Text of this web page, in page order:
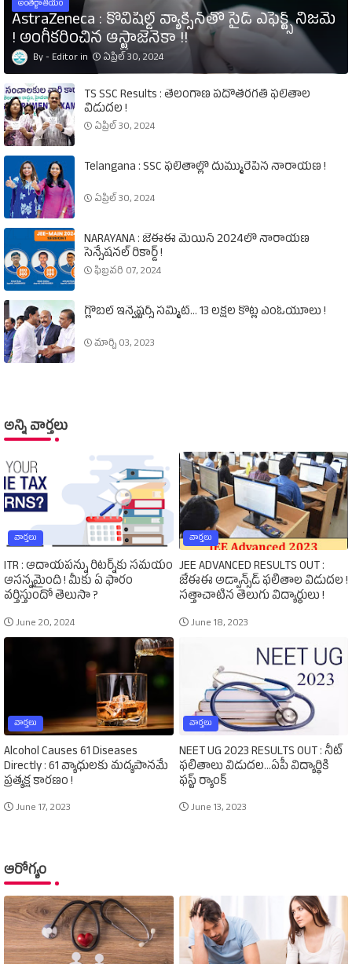
అంతర్జాతీయం
AstraZeneca : కోవిషీల్డ్‌ వ్యాక్సిన్‌తో సైడ్‌ ఎఫెక్ట్స్‌ నిజమే
! అంగీకరించిన ఆస్ట్రాజెనెకా !!
Editor ఏప్రిల్ 30, 2024
TS SSC Results : తెలంగాణ పదోతరగతి ఫలితాల
విడుదల !
ఏప్రిల్ 30, 2024
Telangana : SSC ఫలితాల్లో దుమ్మురేపిన నారాయణ !
ఏప్రిల్ 30, 2024
NARAYANA : జేఈఈ మెయిన్‌ 2024లో నారాయణ
సెన్సేషనల్‌ రికార్డ్‌ !
ఫిబ్రవరి 07, 2024
గ్లోబల్‌ ఇన్వెష్టర్స్‌ సమ్మిట్‌... 13 లక్షల కోట్ల ఎంఓయూలు !
మార్చి 03, 2023
అన్ని వార్తలు
వార్తలు
ITR : ఆదాయపన్ను రిటర్న్‌కు సమయం
ఆసన్నమైంది ! మీకు ఏ ఫారం
వర్తిస్తుందో తెలుసా ?
June 20, 2024
వార్తలు
JEE ADVANCED RESULTS OUT :
జేఈఈ అడ్వాన్స్‌డ్‌ ఫలితాల విడుదల !
సత్తాచాటిన తెలుగు విద్యార్థులు !
June 18, 2023
వార్తలు
Alcohol Causes 61 Diseases
Directly : 61 వ్యాధులకు మద్యపానమే
ప్రత్యక్ష కారణం !
June 17, 2023
వార్తలు
NEET UG 2023 RESULTS OUT : నీట్‌
ఫలితాలు విడుదల...ఏపీ విద్యార్థికి
ఫస్ట్‌ ర్యాంక్‌
June 13, 2023
ఆరోగ్యం